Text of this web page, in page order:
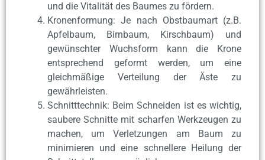
und die Vitalität des Baumes zu fördern.
Kronenformung: Je nach Obstbaumart (z.B.
Apfelbaum, Birnbaum, Kirschbaum) und
gewünschter Wuchsform kann die Krone
entsprechend geformt werden, um eine
gleichmäßige Verteilung der Äste zu
gewährleisten.
Schnitttechnik: Beim Schneiden ist es wichtig,
saubere Schnitte mit scharfen Werkzeugen zu
machen, um Verletzungen am Baum zu
minimieren und eine schnellere Heilung der